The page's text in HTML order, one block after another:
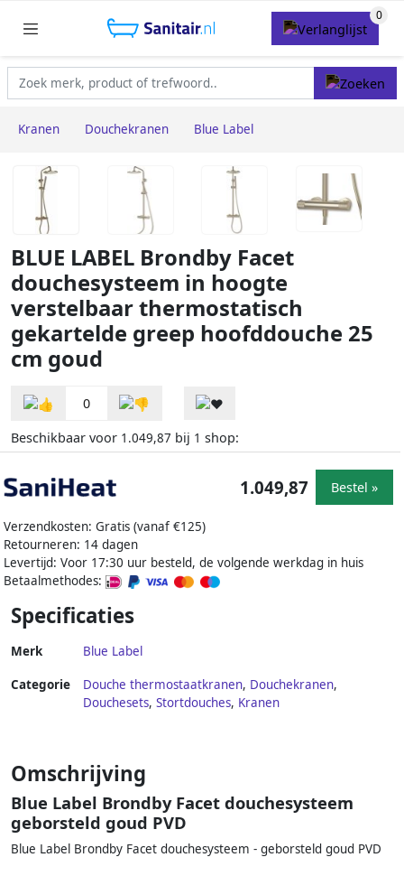
Kranen Douchekranen Blue Label
BLUE LABEL Brondby Facet
douchesysteem in hoogte
verstelbaar thermostatisch
gekartelde greep hoofddouche 25
cm goud
0
Beschikbaar voor 1.049,87 bij 1 shop:
Verzendkosten: Gratis (vanaf €125)
Retourneren: 14 dagen
Levertijd: Voor 17:30 uur besteld, de volgende werkdag in huis
Betaalmethodes:
1.049,87 Bestel »
Specificaties
Merk Blue Label
Categorie Douche thermostaatkranen, Douchekranen,
Douchesets, Stortdouches, Kranen
Omschrijving
Blue Label Brondby Facet douchesysteem
geborsteld goud PVD
Blue Label Brondby Facet douchesysteem - geborsteld goud PVD